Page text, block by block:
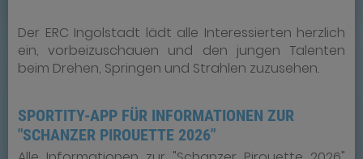
Der ERC Ingolstadt lädt alle Interessierten herzlich
ein, vorbeizuschauen und den jungen Talenten
beim Drehen, Springen und Strahlen zuzusehen.
SPORTITY-APP FÜR INFORMATIONEN ZUR
"SCHANZER PIROUETTE 2026"